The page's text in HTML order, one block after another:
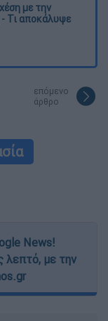
με την
- Τι αποκάλυψε
επόμενο
άρθρο
News!
λεπτό, με την